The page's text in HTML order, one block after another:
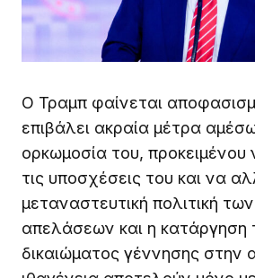
Ο Τραμπ φαίνεται
επιβάλει ακραία μέτρα
ορκωμοσία του, προκειμένου
τις υποσχέσεις του και να
μεταναστευτική πολιτική
απελάσεων και η κατάργηση
δικαιώματος γέννησης στην